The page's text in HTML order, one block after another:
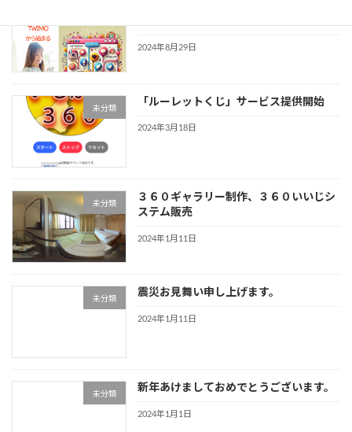
2024年8月29日
未分類
「ルーレットくじ」サービス提供開始
2024年3月18日
未分類
３６０ギャラリー制作、３６０いいじシ
ステム販売
2024年1月11日
未分類
震災お見舞い申し上げます。
2024年1月11日
未分類
新年あけましておめでとうございます。
2024年1月1日